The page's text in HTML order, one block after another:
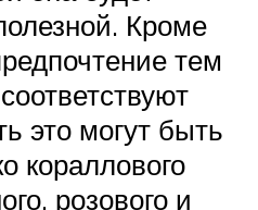
Кроме
тем
это могут быть
кораллового
розового и